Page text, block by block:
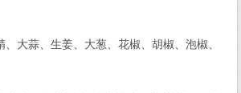
大蒜、生姜、大葱、花椒、胡椒、泡椒、